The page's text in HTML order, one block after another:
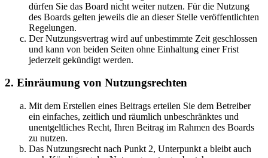
dürfen Sie das Board nicht weiter nutzen. Für die Nutzung
des Boards gelten jeweils die an dieser Stelle veröffentlichten
Regelungen.
Der Nutzungsvertrag wird auf unbestimmte Zeit geschlossen
und kann von beiden Seiten ohne Einhaltung einer Frist
jederzeit gekündigt werden.
2. Einräumung von Nutzungsrechten
Mit dem Erstellen eines Beitrags erteilen Sie dem Betreiber
ein einfaches, zeitlich und räumlich unbeschränktes und
unentgeltliches Recht, Ihren Beitrag im Rahmen des Boards
zu nutzen.
Das Nutzungsrecht nach Punkt 2, Unterpunkt a bleibt auch